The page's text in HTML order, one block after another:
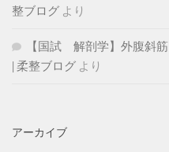
整ブログ より
【国試 解剖学】外腹斜筋
| 柔整ブログ より
アーカイブ